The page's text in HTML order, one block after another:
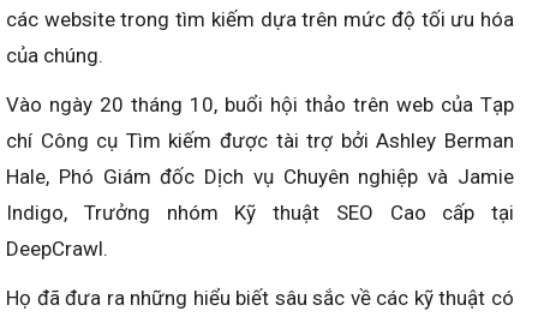
các website trong tìm kiếm dựa trên mức độ tối ưu hóa
của chúng.
Vào ngày 20 tháng 10, buổi hội thảo trên web của Tạp
chí Công cụ Tìm kiếm được tài trợ bởi Ashley Berman
Hale, Phó Giám đốc Dịch vụ Chuyên nghiệp và Jamie
Indigo, Trưởng nhóm Kỹ thuật SEO Cao cấp tại
DeepCrawl.
Họ đã đưa ra những hiểu biết sâu sắc về các kỹ thuật có